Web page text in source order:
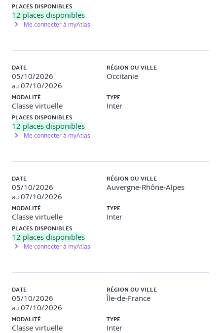
S6 – Tester l’application sur différents appareils
A l’issue de cette séquence, vous êtes capable de publier une
Connaître les bonnes pratiques de publication sur les
stores
Exemples de travaux pratiques : générer d’un .AAB et / ou
d’une .IPA
PLACES DISPONIBLES
12 places disponibles
Me connecter à myAtlas
DATE
05/10/2026
au 07/10/2026
RÉGION OU VILLE
Occitanie
MODALITÉ
Classe virtuelle
TYPE
Inter
PLACES DISPONIBLES
12 places disponibles
Me connecter à myAtlas
DATE
05/10/2026
au 07/10/2026
RÉGION OU VILLE
Auvergne-Rhône-Alpes
MODALITÉ
Classe virtuelle
TYPE
Inter
PLACES DISPONIBLES
12 places disponibles
Me connecter à myAtlas
DATE
05/10/2026
au 07/10/2026
RÉGION OU VILLE
Île-de-France
MODALITÉ
Classe virtuelle
TYPE
Inter